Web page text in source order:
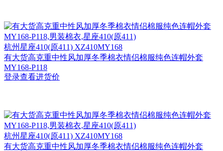
杭州星座410(原411) XZ410MY168
有大货高克重中性风加厚冬季棉衣情侣棉服纯色连帽外套
MY168-P118
登录查看进货价
杭州星座410(原411) XZ410MY168
有大货高克重中性风加厚冬季棉衣情侣棉服纯色连帽外套